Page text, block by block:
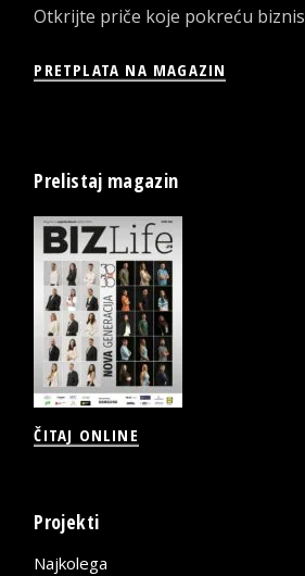
Otkrijte priče koje pokreću biznis
PRETPLATA NA MAGAZIN
Prelistaj magazin
ČITAJ ONLINE
Projekti
Najkolega